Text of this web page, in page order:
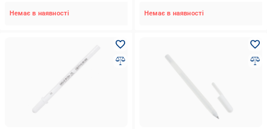
Немає в наявності Немає в наявності